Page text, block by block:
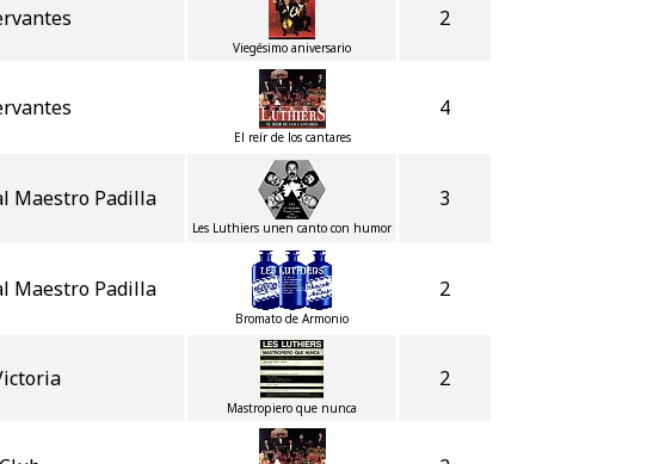
Viegésimo aniversario
2
El reír de los cantares
4
Maestro Padilla
Les Luthiers unen canto con humor
3
Maestro Padilla
Bromato de Armonio
2
Mastropiero que nunca
2